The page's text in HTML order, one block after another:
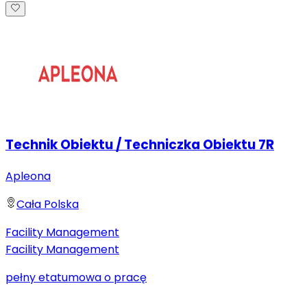
Technik Obiektu / Techniczka Obiektu 7R
Apleona
Cała Polska
Facility Management
Facility Management
pełny etatumowa o pracę